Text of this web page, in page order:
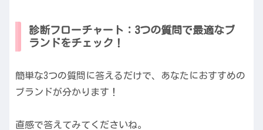
診断フローチャート：3つの質問で最適なブ
ランドをチェック！
簡単な3つの質問に答えるだけで、あなたにおすすめの
ブランドが分かります！
直感で答えてみてくださいね。